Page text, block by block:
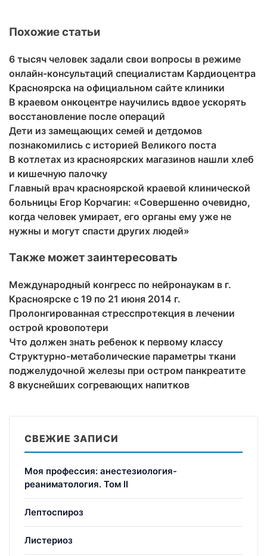
Похожие статьи
6 тысяч человек задали свои вопросы в режиме
онлайн-консультаций специалистам Кардиоцентра
Красноярска на официальном сайте клиники
В краевом онкоцентре научились вдвое ускорять
восстановление после операций
Дети из замещающих семей и детдомов
познакомились с историей Великого поста
В котлетах из красноярских магазинов нашли хлеб
и кишечную палочку
Главный врач красноярской краевой клинической
больницы Егор Корчагин: «Совершенно очевидно,
когда человек умирает, его органы ему уже не
нужны и могут спасти других людей»
Также может заинтересовать
Международный конгресс по нейронаукам в г.
Красноярске с 19 по 21 июня 2014 г.
Пролонгированная стресспротекция в лечении
острой кровопотери
Что должен знать ребенок к первому классу
Структурно-метаболические параметры ткани
поджелудочной железы при остром панкреатите
8 вкуснейших согревающих напитков
СВЕЖИЕ ЗАПИСИ
Моя профессия: анестезиология-
реаниматология. Том II
Лептоспироз
Листериоз